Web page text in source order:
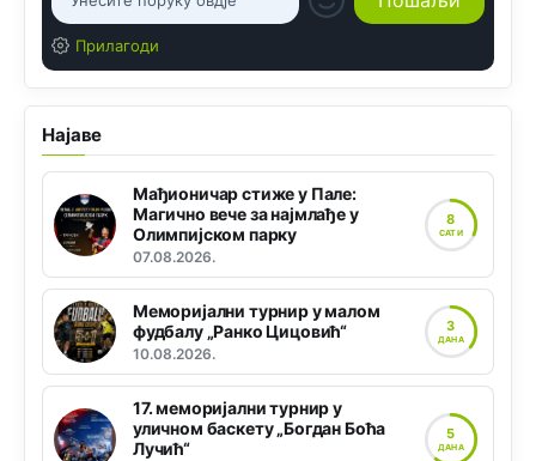
Прилагоди
Најаве
Мађионичар стиже у Пале:
Магично вече за најмлађе у
Олимпијском парку
07.08.2026.
8
САТИ
Меморијални турнир у малом
фудбалу „Ранко Цицовић“
10.08.2026.
3
ДАНА
17. меморијални турнир у
уличном баскету „Богдан Боћа
Лучић“
5
ДАНА